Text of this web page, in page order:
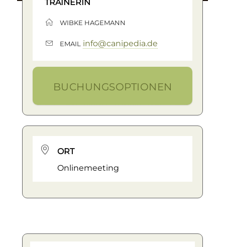
TRAINERIN
WIBKE HAGEMANN
EMAIL info@canipedia.de
BUCHUNGSOPTIONEN
ORT
Onlinemeeting